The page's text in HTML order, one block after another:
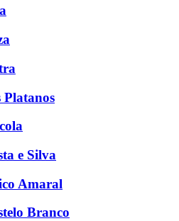
e Silva
Amaral
Branco